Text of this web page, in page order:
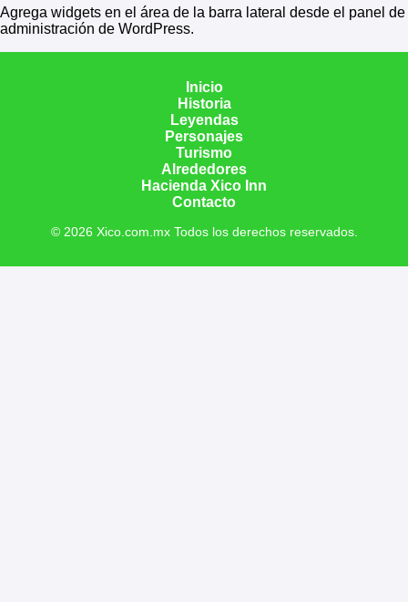
Agrega widgets en el área de la barra lateral desde el panel de
administración de WordPress.
Inicio
Historia
Leyendas
Personajes
Turismo
Alrededores
Hacienda Xico Inn
Contacto
© 2026 Xico.com.mx Todos los derechos reservados.